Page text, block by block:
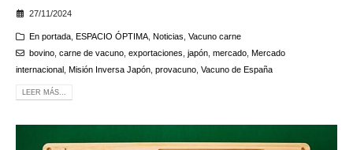
27/11/2024
En portada, ESPACIO ÓPTIMA, Noticias Vacuno carne
bovino, carne de vacuno, exportaciones japón, mercado, Mercado
internacional Misión Inversa Japón provacuno Vacuno de España
LEER MÁS...